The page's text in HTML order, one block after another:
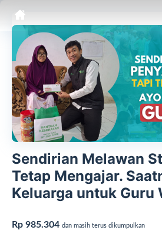
Sendirian Melawan
Tetap Mengajar.
Keluarga untuk Guru
Rp 985.304 dan masih terus dikumpulkan